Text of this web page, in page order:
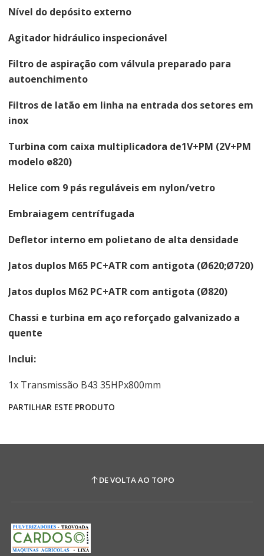
Nível do depósito externo
Agitador hidráulico inspecionável
Filtro de aspiração com válvula preparado para
autoenchimento
Filtros de latão em linha na entrada dos setores em
inox
Turbina com caixa multiplicadora de1V+PM (2V+PM
modelo ø820)
Helice com 9 pás reguláveis em nylon/vetro
Embraiagem centrífugada
Defletor interno em polietano de alta densidade
Jatos duplos M65 PC+ATR com antigota (Ø620;Ø720)
Jatos duplos M62 PC+ATR com antigota (Ø820)
Chassi e turbina em aço reforçado galvanizado a
quente
Inclui:
1x Transmissão B43 35HPx800mm
PARTILHAR ESTE PRODUTO
DE VOLTA AO TOPO